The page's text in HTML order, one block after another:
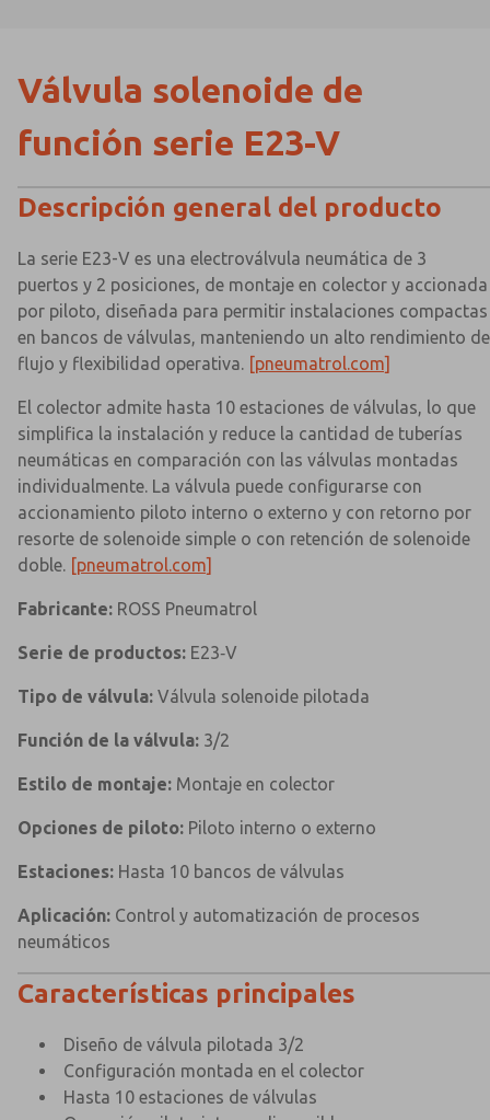
Válvula solenoide de
función serie E23-V
Descripción general del producto
La serie E23-V es una electroválvula neumática de 3
puertos y 2 posiciones, de montaje en colector y accionada
por piloto, diseñada para permitir instalaciones compactas
en bancos de válvulas, manteniendo un alto rendimiento de
flujo y flexibilidad operativa. [pneumatrol.com]
El colector admite hasta 10 estaciones de válvulas, lo que
simplifica la instalación y reduce la cantidad de tuberías
neumáticas en comparación con las válvulas montadas
individualmente. La válvula puede configurarse con
accionamiento piloto interno o externo y con retorno por
resorte de solenoide simple o con retención de solenoide
doble. [pneumatrol.com]
Fabricante: ROSS Pneumatrol
Serie de productos: E23‑V
Tipo de válvula: Válvula solenoide pilotada
Función de la válvula: 3/2
Estilo de montaje: Montaje en colector
Opciones de piloto: Piloto interno o externo
Estaciones: Hasta 10 bancos de válvulas
Aplicación: Control y automatización de procesos
neumáticos
Características principales
Diseño de válvula pilotada 3/2
Configuración montada en el colector
Hasta 10 estaciones de válvulas